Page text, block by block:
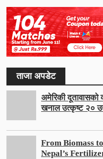
ताजा अपडेट
अमेरिकी दूतावासको
खनाल उत्कृष्ट २०
From Biomass
Nepal’s